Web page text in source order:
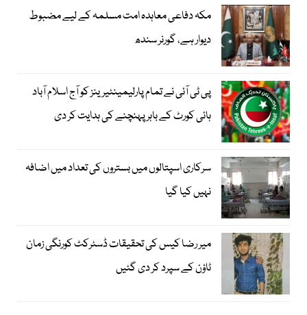
مکہ دفاعی معاہدہ امت مسلمہ کے لیے مضبوط
دیوار ہے، گورنر سندھ
پی ٹی آئی نے تمام پارلیمینٹیرینز کو آج اسلام آباد
ہائی کورٹ کے باہر پہنچنے کی ہدایت کر دی
سرکاری اسپتالوں میں بستروں کی تعداد میں اضافہ
نہیں کیا گیا
میر رضا کیس کی تحقیقات ڈسٹرکٹ کورنگی زمان
ٹاؤن کے سپرد کر دی گئیں